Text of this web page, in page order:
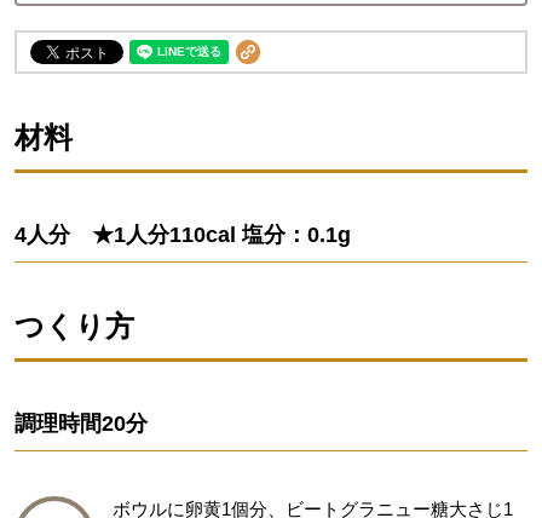
材料
4人分 ★1人分110cal 塩分：0.1g
つくり方
調理時間20分
ボウルに卵黄1個分、ビートグラニュー糖大さじ1